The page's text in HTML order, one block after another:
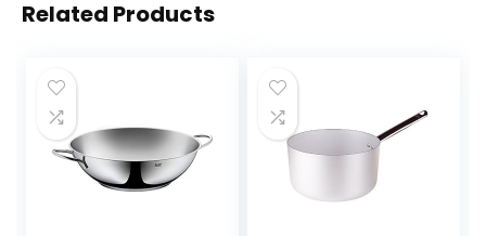
Related Products